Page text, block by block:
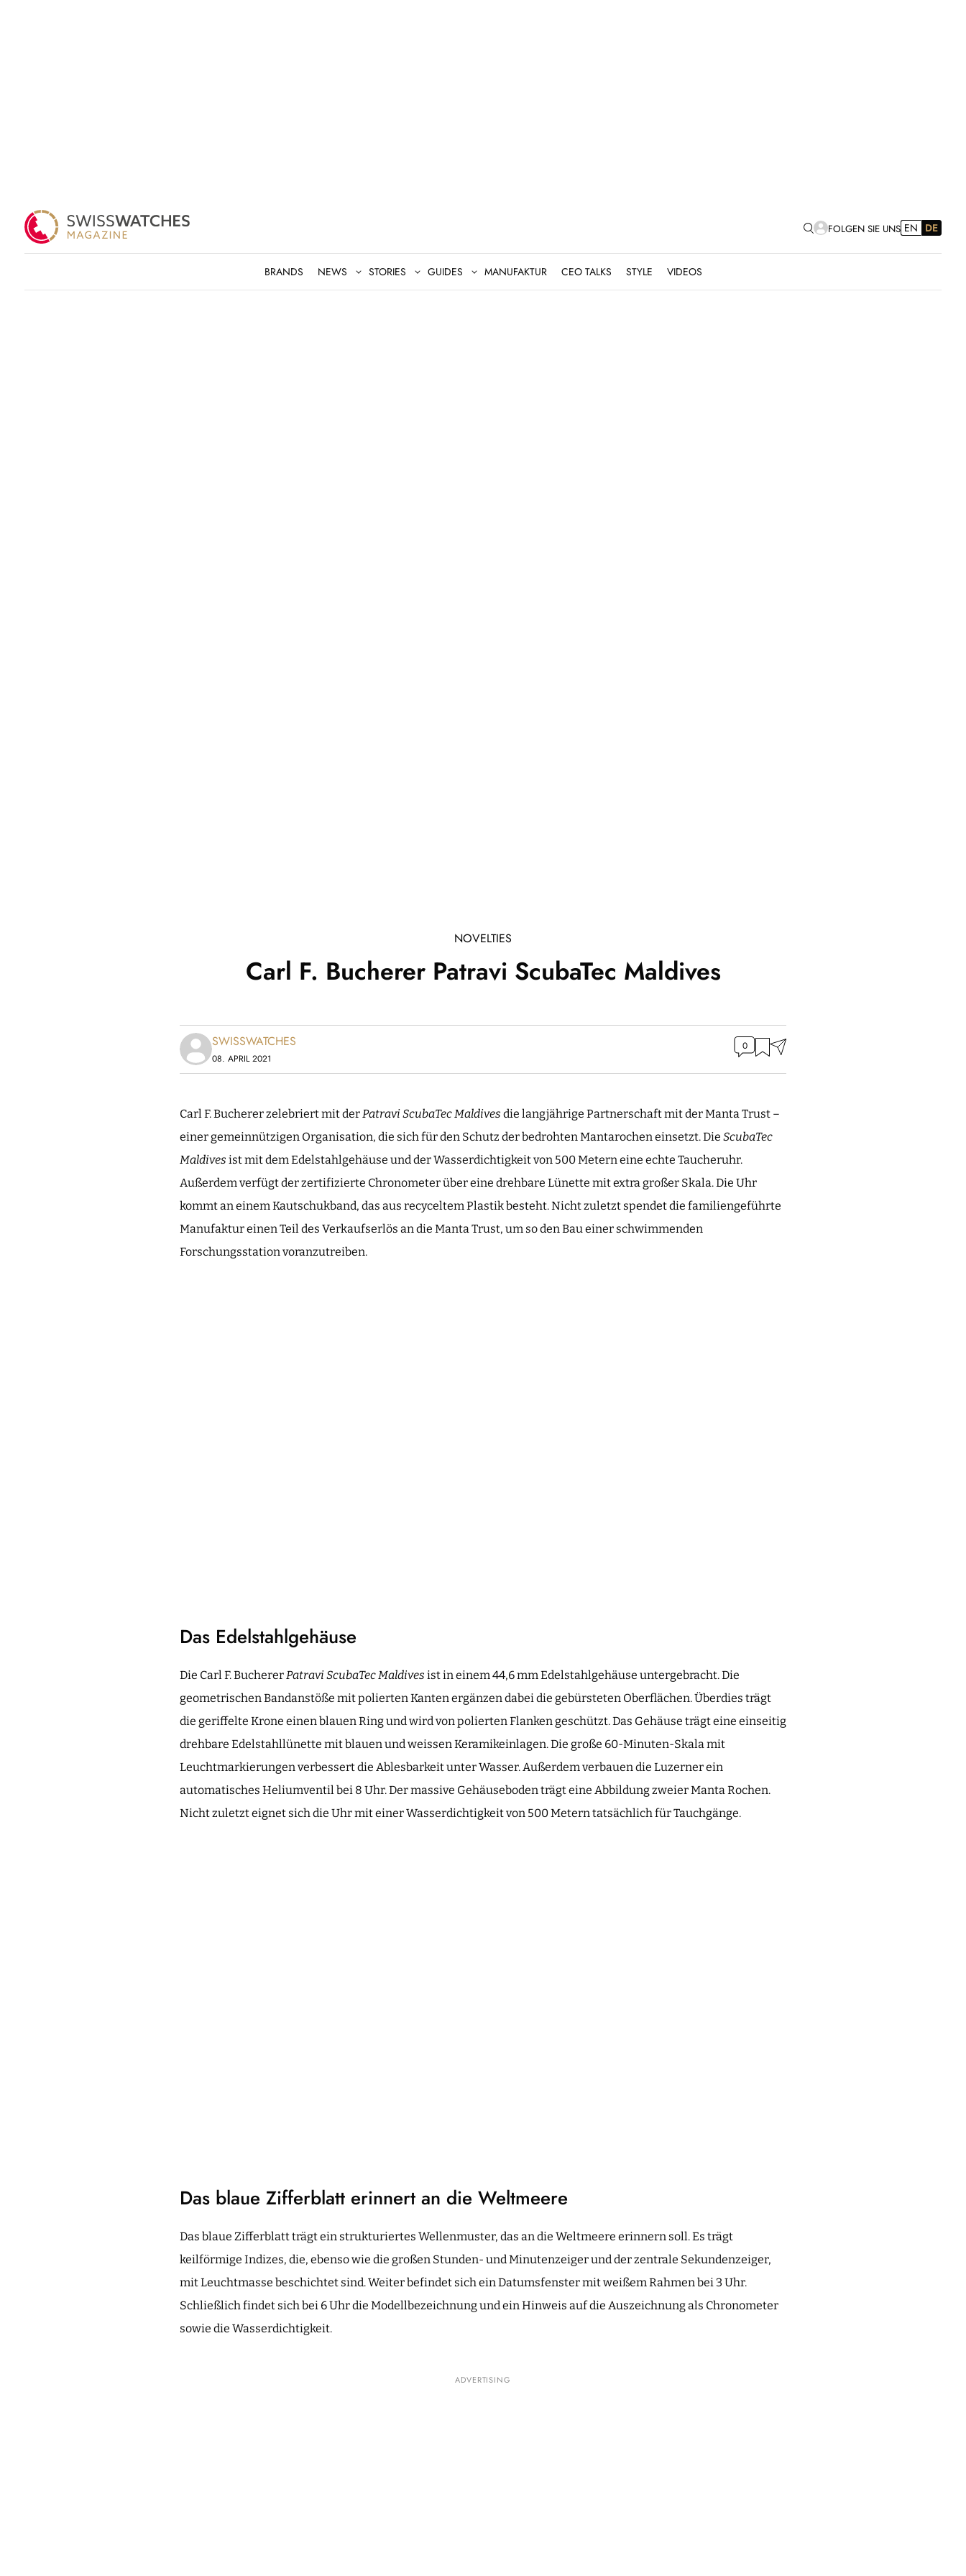
FOLGEN SIE UNS EN DE
BRANDS NEWS STORIES GUIDES MANUFAKTUR CEO TALKS STYLE VIDEOS
NOVELTIES
Carl F. Bucherer Patravi ScubaTec Maldives
SWISSWATCHES
08. APRIL 2021
0
Carl F. Bucherer zelebriert mit der Patravi ScubaTec Maldives die langjährige Partnerschaft mit der Manta Trust –
einer gemeinnützigen Organisation, die sich für den Schutz der bedrohten Mantarochen einsetzt. Die ScubaTec
Maldives ist mit dem Edelstahlgehäuse und der Wasserdichtigkeit von 500 Metern eine echte Taucheruhr.
Außerdem verfügt der zertifizierte Chronometer über eine drehbare Lünette mit extra großer Skala. Die Uhr
kommt an einem Kautschukband, das aus recyceltem Plastik besteht. Nicht zuletzt spendet die familiengeführte
Manufaktur einen Teil des Verkaufserlös an die Manta Trust, um so den Bau einer schwimmenden
Forschungsstation voranzutreiben.
Das Edelstahlgehäuse
Die Carl F. Bucherer Patravi ScubaTec Maldives ist in einem 44,6 mm Edelstahlgehäuse untergebracht. Die
geometrischen Bandanstöße mit polierten Kanten ergänzen dabei die gebürsteten Oberflächen. Überdies trägt
die geriffelte Krone einen blauen Ring und wird von polierten Flanken geschützt. Das Gehäuse trägt eine einseitig
drehbare Edelstahllünette mit blauen und weissen Keramikeinlagen. Die große 60-Minuten-Skala mit
Leuchtmarkierungen verbessert die Ablesbarkeit unter Wasser. Außerdem verbauen die Luzerner ein
automatisches Heliumventil bei 8 Uhr. Der massive Gehäuseboden trägt eine Abbildung zweier Manta Rochen.
Nicht zuletzt eignet sich die Uhr mit einer Wasserdichtigkeit von 500 Metern tatsächlich für Tauchgänge.
Das blaue Zifferblatt erinnert an die Weltmeere
Das blaue Zifferblatt trägt ein strukturiertes Wellenmuster, das an die Weltmeere erinnern soll. Es trägt
keilförmige Indizes, die, ebenso wie die großen Stunden- und Minutenzeiger und der zentrale Sekundenzeiger,
mit Leuchtmasse beschichtet sind. Weiter befindet sich ein Datumsfenster mit weißem Rahmen bei 3 Uhr.
Schließlich findet sich bei 6 Uhr die Modellbezeichnung und ein Hinweis auf die Auszeichnung als Chronometer
sowie die Wasserdichtigkeit.
ADVERTISING